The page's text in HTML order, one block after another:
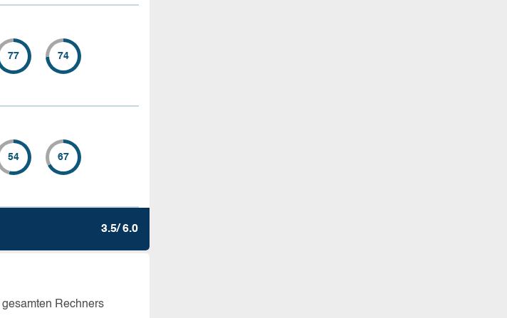
77 74
54 67
3.5/ 6.0
Rechners